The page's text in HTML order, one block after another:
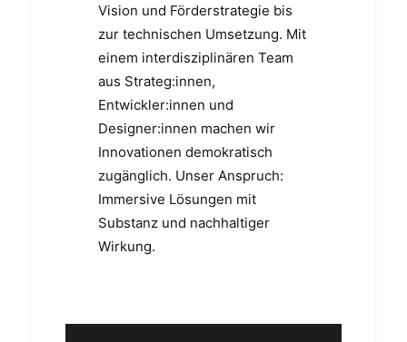
Vision und Förderstrategie bis
zur technischen Umsetzung. Mit
einem interdisziplinären Team
aus Strateg:innen,
Entwickler:innen und
Designer:innen machen wir
Innovationen demokratisch
zugänglich. Unser Anspruch:
Immersive Lösungen mit
Substanz und nachhaltiger
Wirkung.